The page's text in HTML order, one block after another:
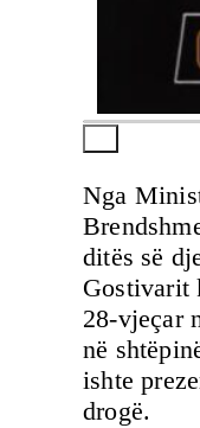
Nga
ditës së
Gostivarit
28-vjeçar
në
ishte
drogë.